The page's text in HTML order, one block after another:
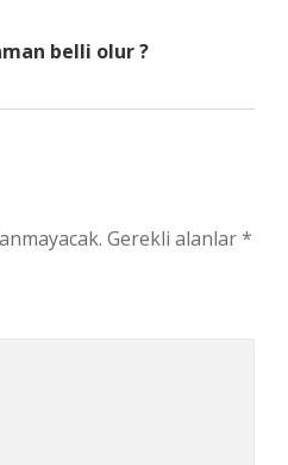
belli olur ?
Gerekli alanlar*